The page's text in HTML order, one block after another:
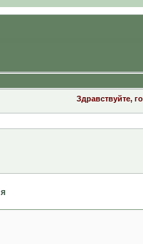
Здравствуйте,